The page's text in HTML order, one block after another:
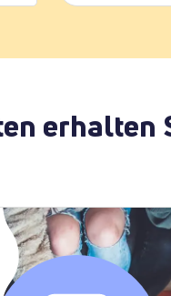
erhalten